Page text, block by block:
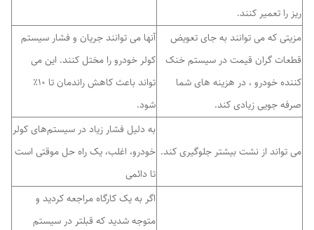
ریز را تعمیر کنند.
مزیتی که می توانند به جای تعویض
قطعات گران قیمت در سیستم خنک
کننده خودرو ، در هزینه های شما
صرفه جویی زیادی کند.
آنها می توانند جریان و فشار سیستم
کولر خودرو را مختل کنند. این می
تواند باعث کاهش راندمان تا 10٪
شود.
می تواند از نشت بیشتر جلوگیری کند.
به دلیل فشار زیاد در سیستم‌های کولر
خودرو، اغلب، یک راه حل موقتی است
تا دائمی
اگر به یک کارگاه مراجعه کردید و
متوجه شدید که قبلتر در سیستم